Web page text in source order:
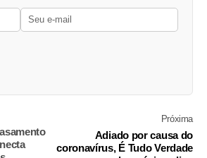
Próxima
Adiado por causa do
coronavírus, É Tudo Verdade